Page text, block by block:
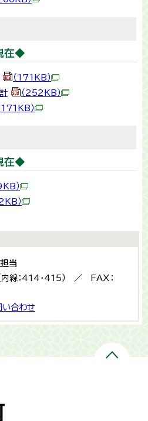
在◆
（171KB）
（252KB）
171KB）
在◆
）
）
当
線：414・415） ／ FAX：
い合わせ